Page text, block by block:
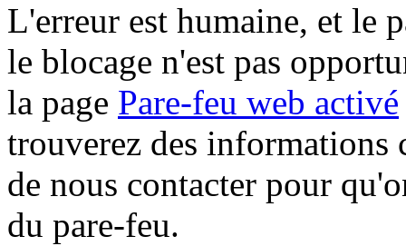
L'erreur est humaine, et le
le blocage n'est pas
la page Pare-feu web activé
trouverez des informations
de nous contacter pour
du pare-feu.